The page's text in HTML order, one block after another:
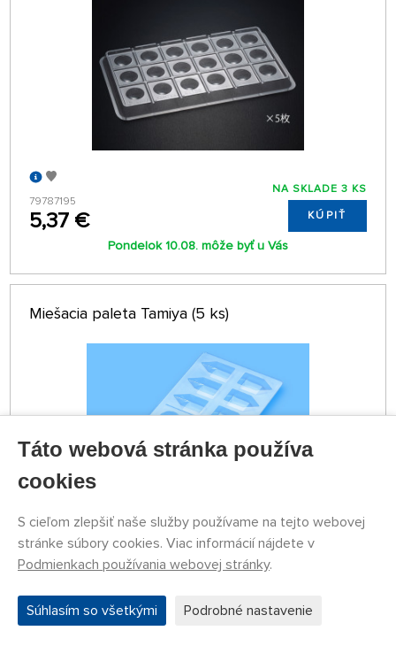
79787195
5,37 €
NA SKLADE 3 KS
KÚPIŤ
Pondelok 10.08. môže byť u Vás
Miešacia paleta Tamiya (5 ks)
4,12 €
NA SKLADE 5 KS
Pondelok 10.08. môže byť u Vás
Táto webová stránka používa
cookies
S cieľom zlepšiť naše služby používame na tejto webovej
stránke súbory cookies. Viac informácií nájdete v
Podmienkach používania webovej stránky.
Súhlasím so všetkými Podrobné nastavenie